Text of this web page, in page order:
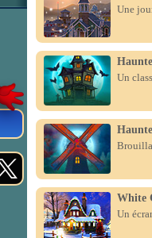
Une
Un
White
Un